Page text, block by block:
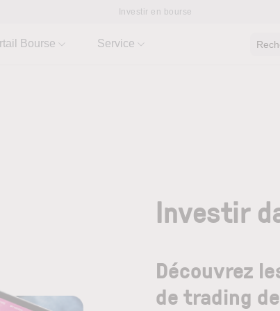
Investir en bourse
Bourse Service
Investir
Découvrez
de trading